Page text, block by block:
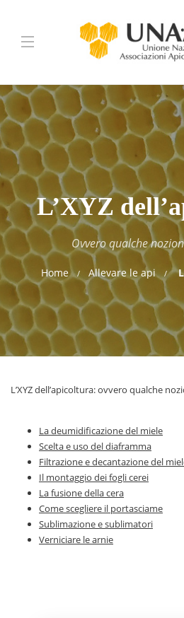
L’XYZ
Ovvero qualche
Home Allevare le api
L’XYZ dell’apicoltura: ovvero qualche
La deumidificazione del miele
Scelta e uso del diaframma
Filtrazione e decantazione del
Il montaggio dei fogli cerei
La fusione della cera
Come scegliere il portasciame
Sublimazione e sublimatori
Verniciare le arnie